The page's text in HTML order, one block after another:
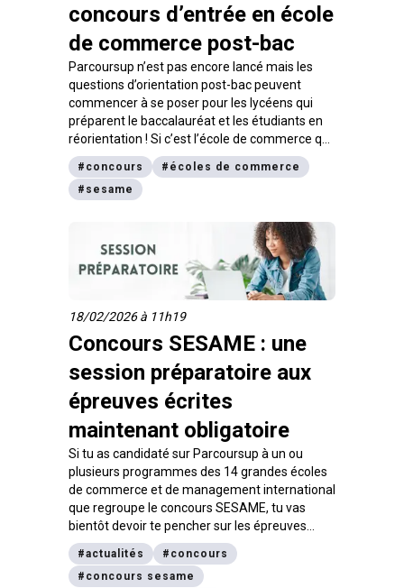
concours d’entrée en école
de commerce post-bac
Parcoursup n’est pas encore lancé mais les
questions d’orientation post-bac peuvent
commencer à se poser pour les lycéens qui
préparent le baccalauréat et les étudiants en
réorientation ! Si c’est l’école de commerce qui
t’attire, sache que le concours SESAME est la
porte d’entrée de 14 grandes écoles de
management. On fait le point sur les modalités
# concours # écoles de commerce
# sesame
18/02/2026 à 11h19
Concours SESAME : une
session préparatoire aux
épreuves écrites
maintenant obligatoire
Si tu as candidaté sur Parcoursup à un ou
plusieurs programmes des 14 grandes écoles
de commerce et de management international
que regroupe le concours SESAME, tu vas
bientôt devoir te pencher sur les épreuves
écrites ! Pas de panique, celles-ci se tiendront,
mercredi 8 avril, ce qui te laisse encore du
temps pour te préparer ! Mais avant cette date,
#actualités # concours
# concours sesame